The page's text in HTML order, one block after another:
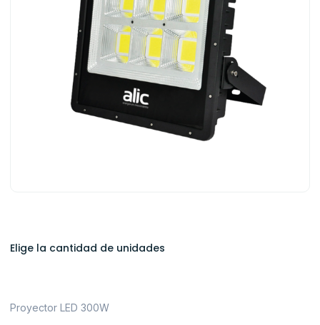
Elige la cantidad de unidades
Proyector LED 300W